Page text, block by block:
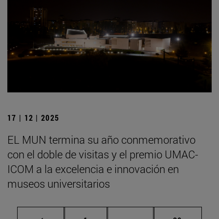
17 | 12 | 2025
EL MUN termina su año conmemorativo
con el doble de visitas y el premio UMAC-
ICOM a la excelencia e innovación en
museos universitarios